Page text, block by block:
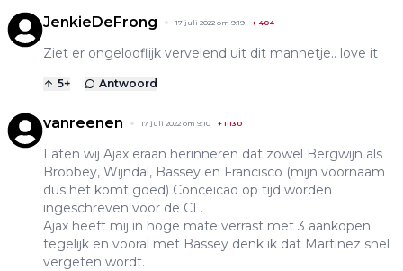
JenkieDeFrong 17 juli 2022 om 9:19 + 404
Ziet er ongelooflijk vervelend uit dit mannetje.. love it
5+ Antwoord
vanreenen 17 juli 2022 om 9:10 +11130
Laten wij Ajax eraan herinneren dat zowel Bergwijn als
Brobbey, Wijndal, Bassey en Francisco (mijn voornaam
dus het komt goed) Conceicao op tijd worden
ingeschreven voor de CL.
Ajax heeft mij in hoge mate verrast met 3 aankopen
tegelijk en vooral met Bassey denk ik dat Martinez snel
vergeten wordt.